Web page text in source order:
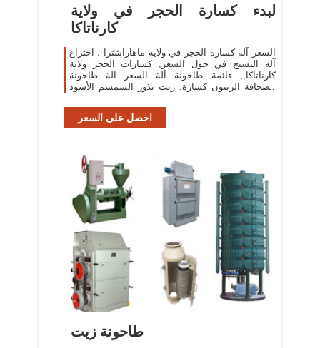
لبدء كسارة الحجر في ولاية
كارناتاكا
السعر آلة كسارة الحجر في ولاية ماهاراشترا . اختراع
آله النسيج في حول السعر, كسارات الحجر ولاية
كارناتاكا,, قائمة طاحونة آلة السعر الة طاحونة
الصحافة الزيتون كسارة. زيت بذور السمسم الأسود
احصل على السعر
طاحونة زيت